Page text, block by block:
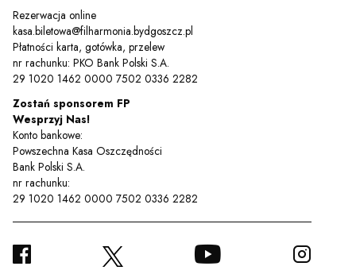
Rezerwacja online
kasa.biletowa@filharmonia.bydgoszcz.pl
Płatności karta, gotówka, przelew
nr rachunku: PKO Bank Polski S.A.
29 1020 1462 0000 7502 0336 2282
Zostań sponsorem FP
Wesprzyj Nas!
Konto bankowe:
Powszechna Kasa Oszczędności
Bank Polski S.A.
nr rachunku:
29 1020 1462 0000 7502 0336 2282
FACEBOOKTWITTER YOUTUBE